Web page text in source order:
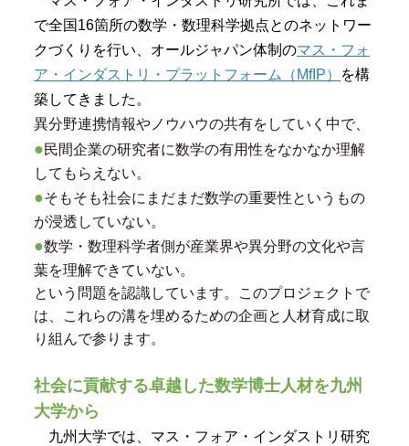
で全国16箇所の数学・数理科学拠点とのネットワー
クづくりを行い、オールジャパン体制のマス・フォ
ア・インダストリ・プラットフォーム（ MfIP）
を構
築してきました。
異分野連携情報やノウハウの共有をしていく中で、
●民間企業の研究者に数学の有用性をなかなか理解
してもらえない。
●そもそも社会にまだまだ数学の重要性というもの
が浸透していない。
●数学・数理科学者側が産業界や異分野の文化や言
葉を理解できていない。
という問題を認識しています。このプロジェクトで
は、これらの溝を埋めるための企画と人材育成に取
り組んで参ります。
社会に貢献する卓越した数学博士人材を九州
大学から
九州大学では、マス・フォア・インダストリ研究